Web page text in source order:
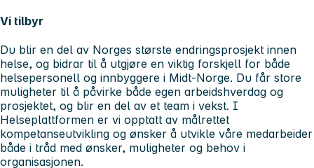
Vi tilbyr
Du blir en del av Norges største endringsprosjekt innen
helse, og bidrar til å utgjøre en viktig forskjell for både
helsepersonell og innbyggere i Midt-Norge. Du får store
muligheter til å påvirke både egen arbeidshverdag og
prosjektet, og blir en del av et team i vekst. I
Helseplattformen er vi opptatt av målrettet
kompetanseutvikling og ønsker å utvikle våre medarbeider
både i tråd med ønsker, muligheter og behov i
organisasjonen.